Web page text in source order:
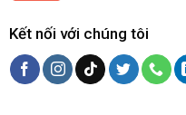
Kết nối với chúng tôi